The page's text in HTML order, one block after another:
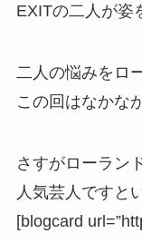
EXITの二人が姿
二人の悩みをロ
この回はなかな
さすがローラン
人気芸人ですと
[blogcard